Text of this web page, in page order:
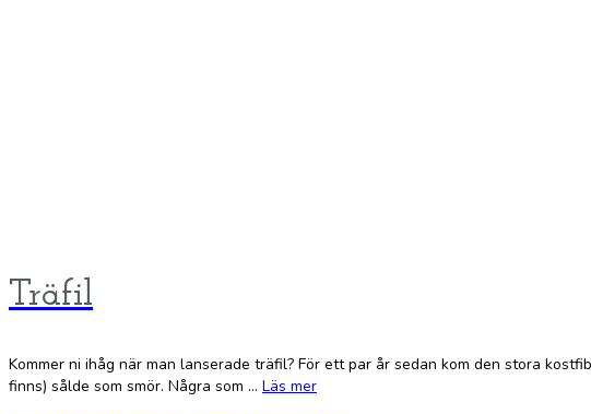
Träfil
Kommer ni ihåg när man lanserade träfil? För ett par år sedan kom den stora
finns) sålde som smör. Några som … Läs mer